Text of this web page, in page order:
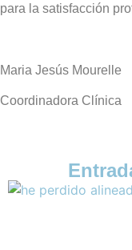
para la satisfacción
Maria Jesús Mourelle
Coordinadora Clínica